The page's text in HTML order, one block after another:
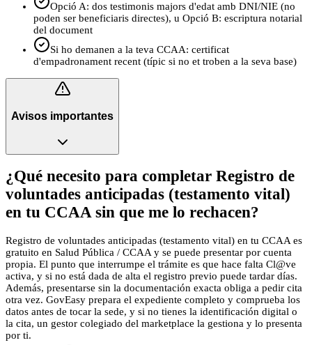
Opció A: dos testimonis majors d'edat amb DNI/NIE (no
poden ser beneficiaris directes), u Opció B: escriptura notarial
del document
Si ho demanen a la teva CCAA: certificat
d'empadronament recent (típic si no et troben a la seva base)
Avisos importantes
¿Qué necesito para completar Registro de
voluntades anticipadas (testamento vital)
en tu CCAA sin que me lo rechacen?
Registro de voluntades anticipadas (testamento vital) en tu CCAA es
gratuito en Salud Pública / CCAA y se puede presentar por cuenta
propia. El punto que interrumpe el trámite es que hace falta Cl@ve
activa, y si no está dada de alta el registro previo puede tardar días.
Además, presentarse sin la documentación exacta obliga a pedir cita
otra vez. GovEasy prepara el expediente completo y comprueba los
datos antes de tocar la sede, y si no tienes la identificación digital o
la cita, un gestor colegiado del marketplace la gestiona y lo presenta
por ti.